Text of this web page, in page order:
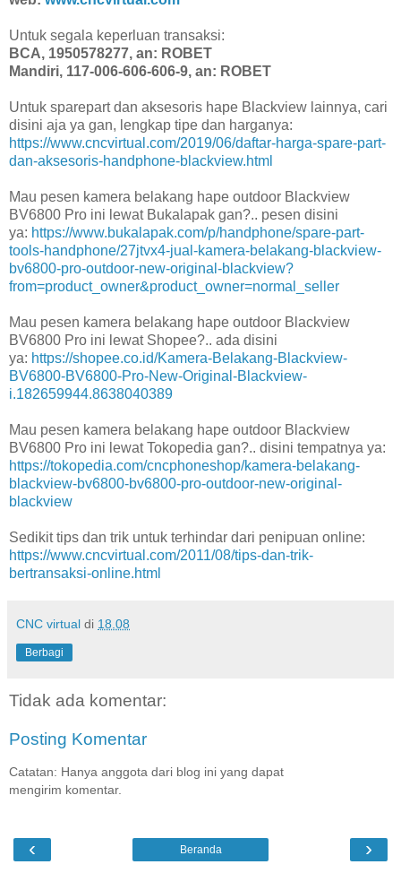
Untuk segala keperluan transaksi:
BCA, 1950578277, an: ROBET
Mandiri, 117-006-606-606-9, an: ROBET
Untuk sparepart dan aksesoris hape Blackview lainnya, cari
disini aja ya gan, lengkap tipe dan harganya:
https://www.cncvirtual.com/2019/06/daftar-harga-spare-part-
dan-aksesoris-handphone-blackview.html
Mau pesen kamera belakang hape outdoor Blackview
BV6800 Pro ini lewat Bukalapak gan?.. pesen disini
ya: https://www.bukalapak.com/p/handphone/spare-part-
tools-handphone/27jtvx4-jual-kamera-belakang-blackview-
bv6800-pro-outdoor-new-original-blackview?
from=product_owner&product_owner=normal_seller
Mau pesen kamera belakang hape outdoor Blackview
BV6800 Pro ini lewat Shopee?.. ada disini
ya: https://shopee.co.id/Kamera-Belakang-Blackview-
BV6800-BV6800-Pro-New-Original-Blackview-
i.182659944.8638040389
Mau pesen kamera belakang hape outdoor Blackview
BV6800 Pro ini lewat Tokopedia gan?.. disini tempatnya ya:
https://tokopedia.com/cncphoneshop/kamera-belakang-
blackview-bv6800-bv6800-pro-outdoor-new-original-
blackview
Sedikit tips dan trik untuk terhindar dari penipuan online:
https://www.cncvirtual.com/2011/08/tips-dan-trik-
bertransaksi-online.html
CNC virtual di 18.08
Berbagi
Tidak ada komentar:
Posting Komentar
Catatan: Hanya anggota dari blog ini yang dapat
mengirim komentar.
‹ ›
Beranda